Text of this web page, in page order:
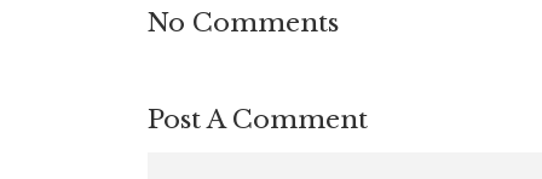
No Comments
Post A Comment